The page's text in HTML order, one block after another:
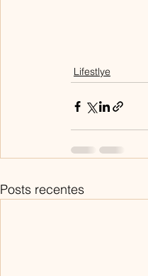
Lifestlye
Posts recentes